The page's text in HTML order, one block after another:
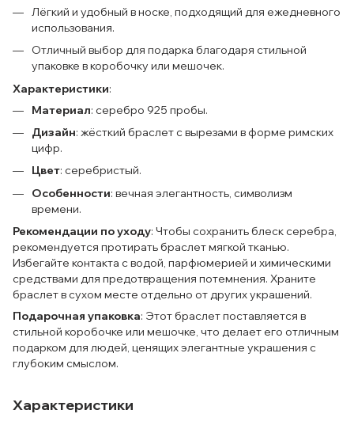
Лёгкий и удобный в носке, подходящий для ежедневного
использования.
Отличный выбор для подарка благодаря стильной
упаковке в коробочку или мешочек.
Характеристики:
Материал: серебро 925 пробы.
Дизайн: жёсткий браслет с вырезами в форме римских
цифр.
Цвет: серебристый.
Особенности: вечная элегантность, символизм
времени.
Рекомендации по уходу: Чтобы сохранить блеск серебра,
рекомендуется протирать браслет мягкой тканью.
Избегайте контакта с водой, парфюмерией и химическими
средствами для предотвращения потемнения. Храните
браслет в сухом месте отдельно от других украшений.
Подарочная упаковка: Этот браслет поставляется в
стильной коробочке или мешочке, что делает его отличным
подарком для людей, ценящих элегантные украшения с
глубоким смыслом.
Характеристики